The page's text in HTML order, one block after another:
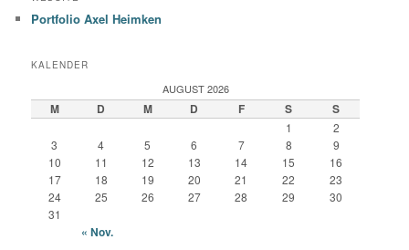
Portfolio Axel Heimken
KALENDER
AUGUST 2026
M D M D F S S
1
2
3
4 5 6 7 8
9
10
11 12 13 14 15
16
17
18 19 20 21 22
23
24
25 26 27 28 29
30
31
« Nov.